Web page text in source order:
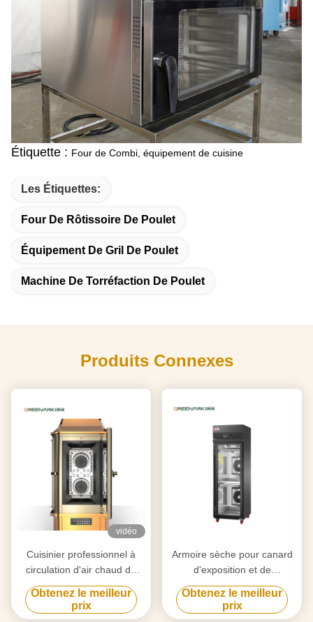
Étiquette : Four de Combi, équipement de cuisine
Les Étiquettes:
Four De Rôtissoire De Poulet
Équipement De Gril De Poulet
Machine De Torréfaction De Poulet
Produits Connexes
vidéo
Cuisinier professionnel à
circulation d'air chaud de
500L pour rôtir du poulet, du
canard, de l'agneau et du
porc avec certification CE
Obtenez le meilleur
prix
Armoire sèche pour canard
d'exposition et de
refroidissement d'air
commercial
Obtenez le meilleur
prix